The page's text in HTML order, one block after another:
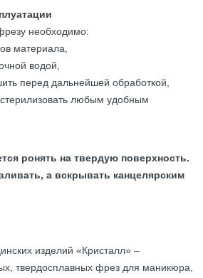
необходимо:
материала,
водой,
перед дальнейшей обработкой,
любым удобным
ронять на твердую поверхность.
а вскрывать канцелярским
изделий «Кристалл» –
твердосплавных фрез для маникюра,